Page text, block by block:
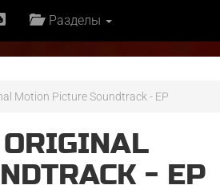
Разделы
Motion Picture Soundtrack - EP
- EP